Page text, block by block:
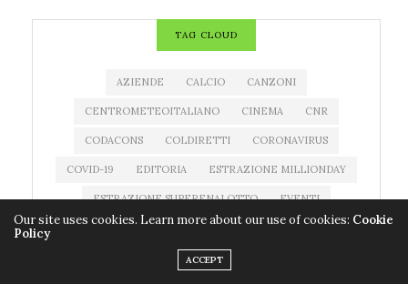
TAG CLOUD
AZIENDE CALCIO CANZONI
CENTROMETEOITALIANO CINEMA CNR
CODACONS COLDIRETTI CORONAVIRUS
COVID-19 EDITORIA ESTRAZIONE MILLIONDAY
ESTRAZIONE SUPERENALOTTO EVENTI
FARMACI FILM IMPRESE LIBRI
METEO
Our site uses cookies. Learn more about our use of cookies: Cookie
Policy
ACCEPT